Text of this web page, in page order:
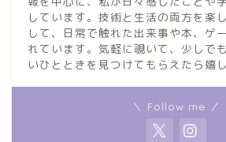
しています。技術と生活の両方を楽
して、日常で触れた出来事や本、ゲ
れています。気軽に覗いて、少しで
いひとときを見つけてもらえたら嬉し
＼ Follow me ／